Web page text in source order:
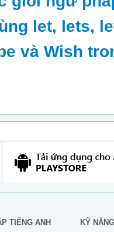
let, lets,
và Wish
TIẾNG ANH
KỸ NĂNG